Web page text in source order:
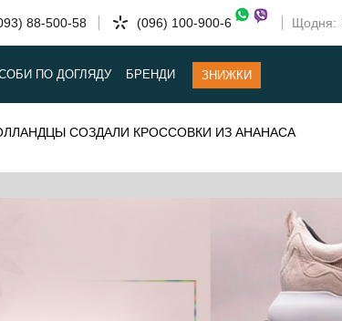
88-500-58 (096) 100-900-6 Щодня:
ПО ДОГЛЯДУ БРЕНДИ ЗНИЖКИ
СОЗДАЛИ КРОССОВКИ ИЗ АНАНАСА